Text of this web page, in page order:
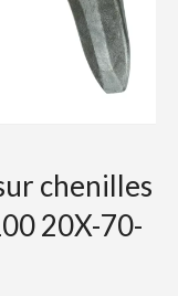
chenilles
20X-70-